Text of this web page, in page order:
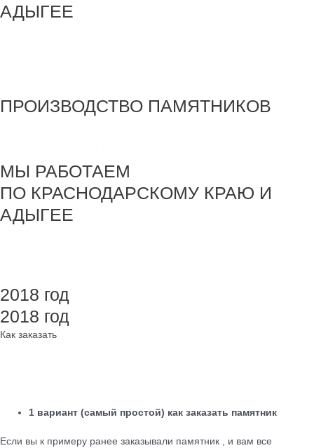
АДЫГЕЕ
ПРОИЗВОДСТВО ПАМЯТНИКОВ
МЫ РАБОТАЕМ
ПО КРАСНОДАРСКОМУ КРАЮ И
АДЫГЕЕ
2018 год
2018 год
Как заказать
1 вариант (самый простой) как заказать памятник
Если вы к примеру ранее заказывали памятник , и вам все